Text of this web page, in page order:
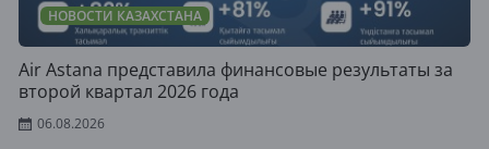
НОВОСТИ КАЗАХСТАНА
Air Astana представила финансовые результаты за
второй квартал 2026 года
06.08.2026